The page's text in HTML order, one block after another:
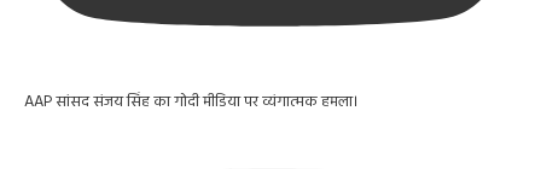
AAP सांसद संजय सिंह का गोदी मीडिया पर व्यंगात्मक हमला।